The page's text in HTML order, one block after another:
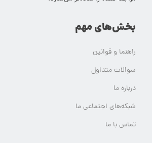
بخش‌های مهم
راهنما و قوانین
سوالات متداول
درباره ما
شبکه‌های اجتماعی ما
تماس با ما